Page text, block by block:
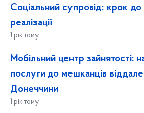
Соціальний супровід: крок до
реалізації
1 рік тому
Мобільний центр зайнятості:
послуги до мешканців
Донеччини
1 рік тому